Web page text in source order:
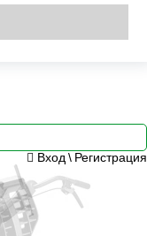
Вход \ Регистрация